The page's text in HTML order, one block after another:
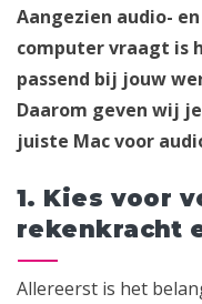
Aangezien audio-
computer vraagt is
passend bij jouw
Daarom geven wij
juiste Mac voor
1. Kies voor
rekenkracht
Allereerst is het